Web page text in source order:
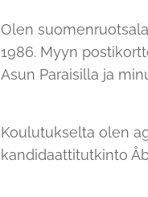
Olen
1986. Myyn
Asun Paraisilla ja
Koulutukselta olen
kandidaattitutkinto